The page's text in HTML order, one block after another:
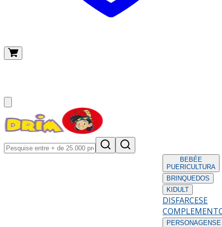
BEBÉE
PUERICULTURA
BRINQUEDOS
KIDULT
DISFARCESE
PERSONAGENS E